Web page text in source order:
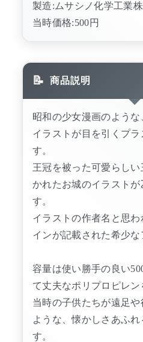
製造:ムサシノ化学工業
当時価格:500円
商品説明
昭和の少女漫画のよう
イラストが目を引くプ
す。
王冠を被った可愛らし
かれたお城のイラストが
す。
イラストの作者名と思わ
インが記載された希少な
容量は使い勝手の良い
て丈夫なポリプロピレン
当時の子供たちが遠足
ような、懐かしさあふ
す。